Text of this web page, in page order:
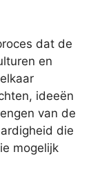
dat de
en
ideeën
van de
die
mogelijk